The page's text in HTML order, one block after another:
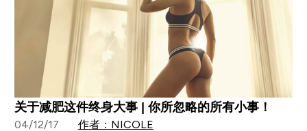
关于减肥这件终身大事 | 你所忽略的所有小事！
04/12/17 作者：NICOLE